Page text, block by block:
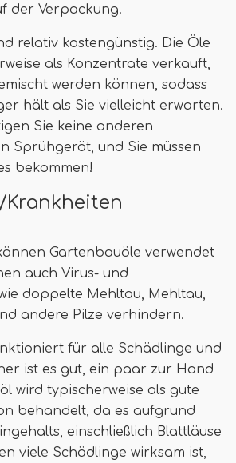
der Verpackung.
relativ kostengünstig. Die Öle
als Konzentrate verkauft,
werden können, sodass
hält als Sie vielleicht erwarten.
Sie keine anderen
Sprühgerät, und Sie müssen
bekommen!
Gartenbauöle verwendet
auch Virus- und
doppelte Mehltau, Mehltau,
andere Pilze verhindern.
für alle Schädlinge und
ist es gut, ein paar zur Hand
wird typischerweise als gute
behandelt, da es aufgrund
einschließlich Blattläuse
viele Schädlinge wirksam ist,